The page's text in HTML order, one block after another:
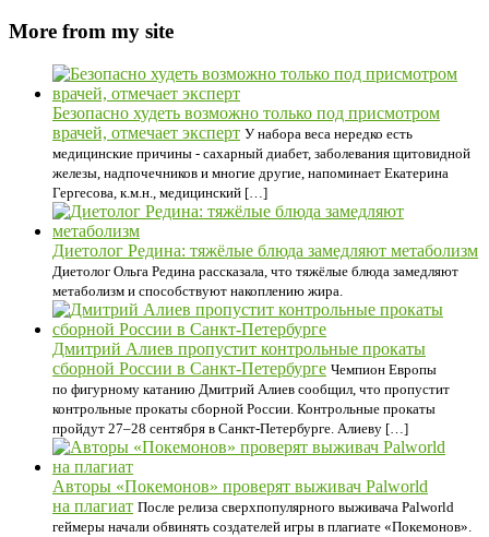
More from my site
Безопасно худеть возможно только под присмотром
врачей, отмечает эксперт У набора веса нередко есть
медицинские причины - сахарный диабет, заболевания щитовидной
железы, надпочечников и многие другие, напоминает Екатерина
Гергесова, к.м.н., медицинский […]
Диетолог Редина: тяжёлые блюда замедляют метаболизм
Диетолог Ольга Редина рассказала, что тяжёлые блюда замедляют
метаболизм и способствуют накоплению жира.
Дмитрий Алиев пропустит контрольные прокаты
сборной России в Санкт‑Петербурге Чемпион Европы
по фигурному катанию Дмитрий Алиев сообщил, что пропустит
контрольные прокаты сборной России. Контрольные прокаты
пройдут 27–28 сентября в Санкт‑Петербурге. Алиеву […]
Авторы «Покемонов» проверят выживач Palworld
на плагиат После релиза сверхпопулярного выживача Palworld
геймеры начали обвинять создателей игры в плагиате «Покемонов».